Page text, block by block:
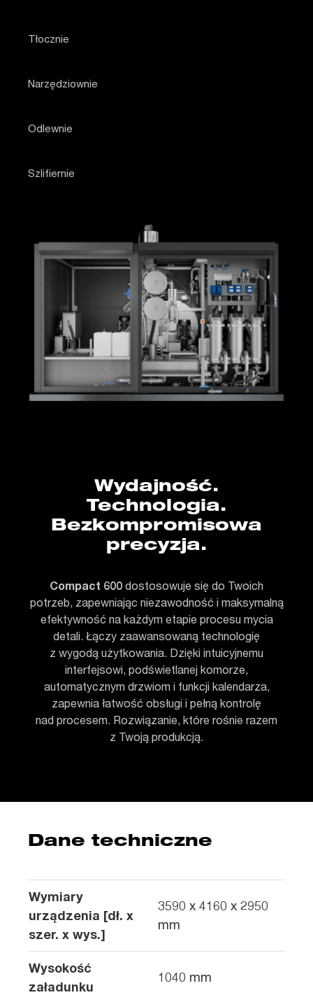
Tłocznie
Narzędziownie
Odlewnie
Szlifiernie
Wydajność.
Technologia.
Bezkompromisowa
precyzja.
Compact 600 dostosowuje się do Twoich
potrzeb, zapewniając niezawodność i maksymalną
efektywność na każdym etapie procesu mycia
detali. Łączy zaawansowaną technologię
z wygodą użytkowania. Dzięki intuicyjnemu
interfejsowi, podświetlanej komorze,
automatycznym drzwiom i funkcji kalendarza,
zapewnia łatwość obsługi i pełną kontrolę
nad procesem. Rozwiązanie, które rośnie razem
z Twoją produkcją.
Dane techniczne
Wymiary
urządzenia [dł. x
szer. x wys.]
3590 x 4160 x 2950
mm
Wysokość
załadunku
1040 mm